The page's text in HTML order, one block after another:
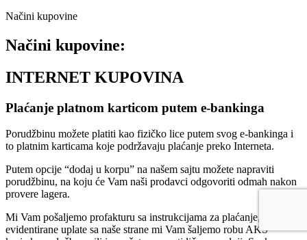
Načini kupovine
Načini kupovine:
INTERNET KUPOVINA
Plaćanje platnom karticom putem e-bankinga
Porudžbinu možete platiti kao fizičko lice putem svog e-bankinga i
to platnim karticama koje podržavaju plaćanje preko Interneta.
Putem opcije “dodaj u korpu” na našem sajtu možete napraviti
porudžbinu, na koju će Vam naši prodavci odgovoriti odmah nakon
provere lagera.
Mi Vam pošaljemo profakturu sa instrukcijama za plaćanje, a nakon
evidentirane uplate sa naše strane mi Vam šaljemo robu AKS